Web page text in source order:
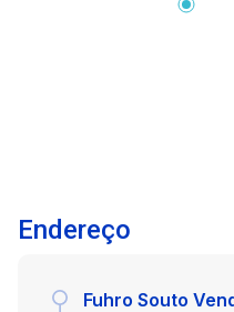
informações e
Endereço
Fuhro Souto